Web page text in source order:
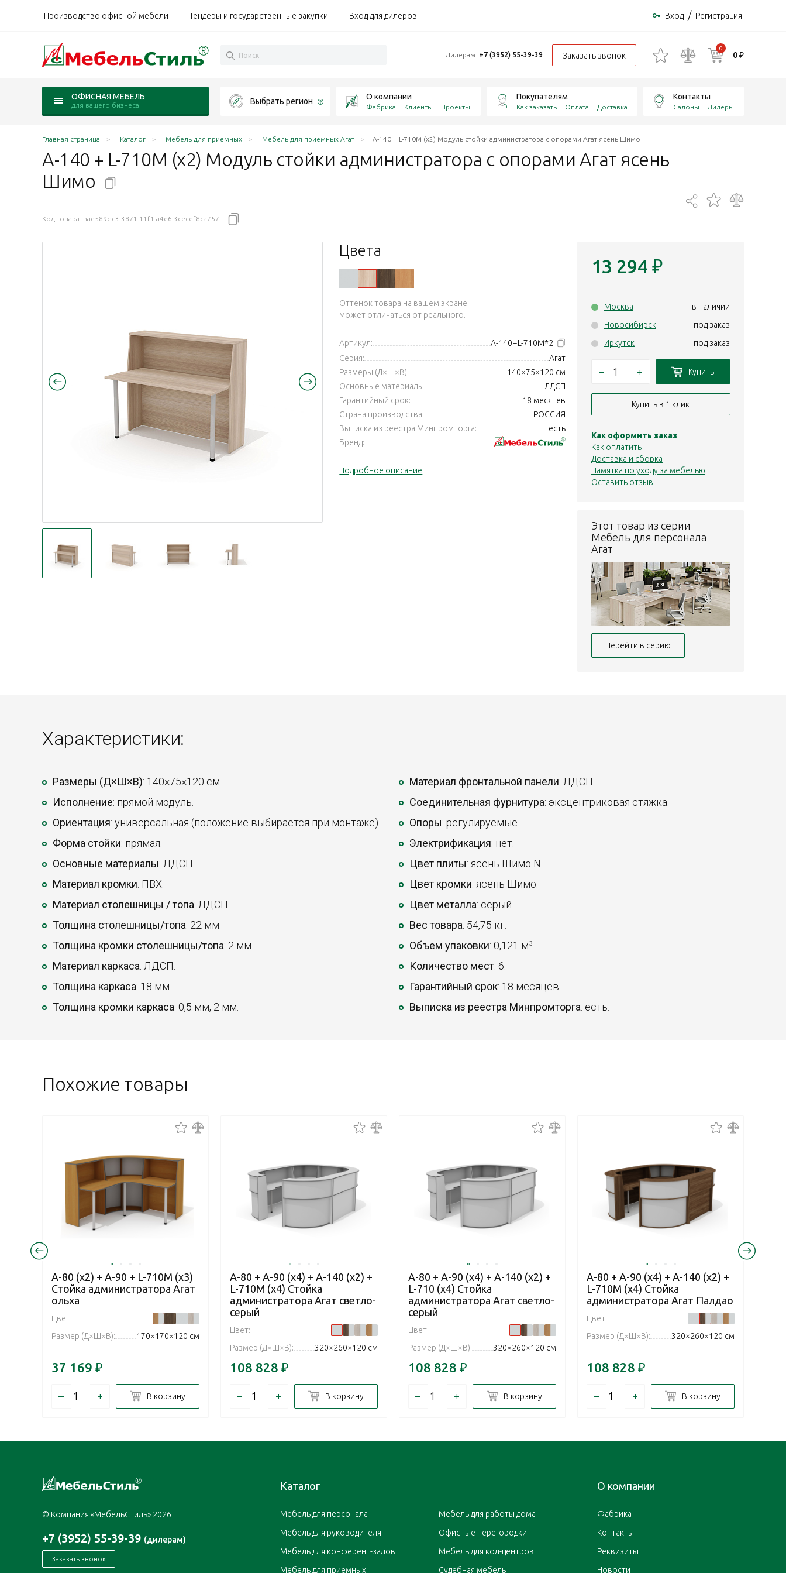
Производство офисной мебели Тендеры и государственные закупки Вход для дилеров Вход / Регистрация
Дилерам: +7 (3952) 55-39-39 Заказать звонок
0
0 ₽
ОФИСНАЯ МЕБЕЛЬ
для вашего бизнеса Выбрать регион
О компании
Фабрика Клиенты Проекты
Покупателям
Как заказать Оплата Доставка
Контакты
Салоны Дилеры
Главная страница Каталог Мебель для приемных Мебель для приемных Агат А-140 + L-710М (х2) Модуль стойки администратора с опорами Агат ясень Шимо
А-140 + L-710М (х2) Модуль стойки администратора с опорами Агат ясень
Шимо
Код товара: nae589dc3-3871-11f1-a4e6-3cecef8ca757
Цвета
Оттенок товара на вашем экране
может отличаться от реального.
Артикул:
А-140+L-710М*2
Серия:
Агат
Размеры (Д×Ш×В):
140×75×120 см
Основные материалы:
ЛДСП
Гарантийный срок:
18 месяцев
Страна производства:
РОССИЯ
Выписка из реестра Минпромторга:
есть
Бренд:
Подробное описание
13 294 ₽
Москва
в наличии
Новосибирск
под заказ
Иркутск
под заказ
– + Купить
Купить в 1 клик
Как оформить заказ
Как оплатить
Доставка и сборка
Памятка по уходу за мебелью
Оставить отзыв
Этот товар из серии
Мебель для персонала
Агат
Перейти в серию
Характеристики:
Размеры (Д×Ш×В): 140×75×120 см.
Исполнение: прямой модуль.
Ориентация: универсальная (положение выбирается при монтаже).
Форма стойки: прямая.
Основные материалы: ЛДСП.
Материал кромки: ПВХ.
Материал столешницы / топа: ЛДСП.
Толщина столешницы/топа: 22 мм.
Толщина кромки столешницы/топа: 2 мм.
Материал каркаса: ЛДСП.
Толщина каркаса: 18 мм.
Толщина кромки каркаса: 0,5 мм, 2 мм.
Материал фронтальной панели: ЛДСП.
Соединительная фурнитура: эксцентриковая стяжка.
Опоры: регулируемые.
Электрификация: нет.
Цвет плиты: ясень Шимо N.
Цвет кромки: ясень Шимо.
Цвет металла: серый.
Вес товара: 54,75 кг.
Объем упаковки: 0,121 м3
Количество мест: 6.
Гарантийный срок: 18 месяцев.
Выписка из реестра Минпромторга: есть.
Похожие товары
А-80 (x2) + А-90 + L-710М (х3)
Стойка администратора Агат
ольха
Цвет:
Размер (Д×Ш×В):
170×170×120 см
37 169 ₽
– + В корзину
А-80 + А-90 (x4) + А-140 (x2) +
L-710М (х4) Стойка
администратора Агат светло-
серый
Цвет:
Размер (Д×Ш×В):
320×260×120 см
108 828 ₽
– + В корзину
A-80 + A-90 (x4) + A-140 (x2) +
L-710 (x4) Стойка
администратора Агат светло-
серый
Цвет:
Размер (Д×Ш×В):
320×260×120 см
108 828 ₽
– + В корзину
А-80 + А-90 (x4) + А-140 (x2) +
L-710М (х4) Стойка
администратора Агат Палдао
Цвет:
Размер (Д×Ш×В):
320×260×120 см
108 828 ₽
– + В корзину
© Компания «МебельСтиль» 2026
+7 (3952) 55-39-39 (дилерам)
Заказать звонок
Каталог
Мебель для персонала
Мебель для руководителя
Мебель для конференц-залов
Мебель для приемных
Мебель для работы дома
Офисные перегородки
Мебель для кол-центров
Судебная мебель
О компании
Фабрика
Контакты
Реквизиты
Новости